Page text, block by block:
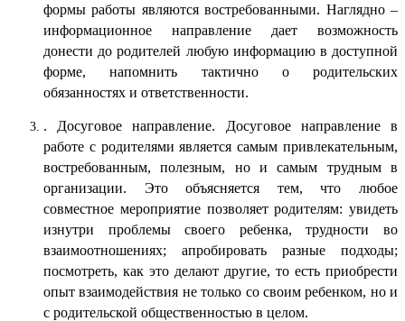
формы работы являются востребованными. Наглядно –
информационное направление дает возможность
донести до родителей любую информацию в доступной
форме, напомнить тактично о родительских
обязанностях и ответственности.
. Досуговое направление. Досуговое направление в
работе с родителями является самым привлекательным,
востребованным, полезным, но и самым трудным в
организации. Это объясняется тем, что любое
совместное мероприятие позволяет родителям: увидеть
изнутри проблемы своего ребенка, трудности во
взаимоотношениях; апробировать разные подходы;
посмотреть, как это делают другие, то есть приобрести
опыт взаимодействия не только со своим ребенком, но и
с родительской общественностью в целом.